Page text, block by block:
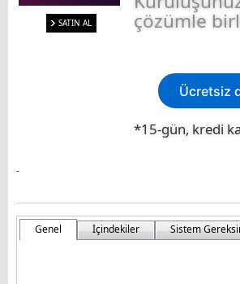
SATIN AL çözümle
Ücretsiz
*15-gün, kredi
-
Genel İçindekiler Sistem